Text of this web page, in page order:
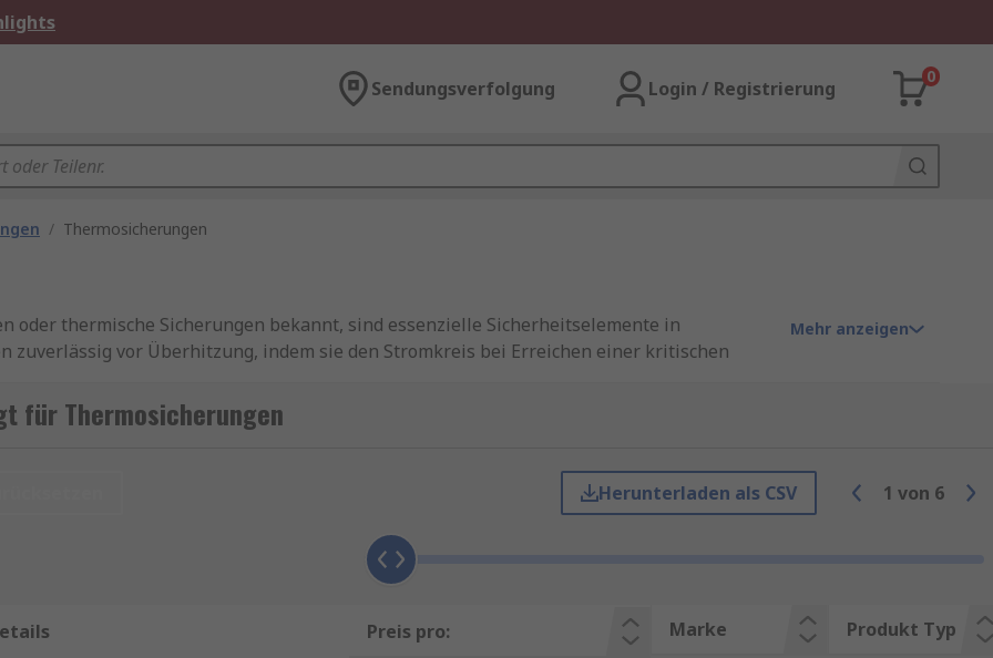
Sendungsverfolgung Login / Registrierung
0
/ Thermosicherungen
oder thermische Sicherungen bekannt, sind essenzielle Sicherheitselemente in
zuverlässig vor Überhitzung, indem sie den Stromkreis bei Erreichen einer kritischen
Haushaltselektronik als auch in industriellen Steuer- und Leistungssystemen.
von Thermosicherungen
sind zwei Temperaturbereiche (
Mehr anzeigen
für Thermosicherungen
Herunterladen als CSV 1 von 6
Preis pro: Marke Produkt Typ